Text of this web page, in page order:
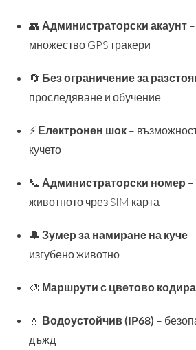
👥 Администраторски акаунт
множество GPS тракери
🔄 Без ограничение за
проследяване и обучение
⚡ Електронен шок –
кучето
📞 Администраторски номер
животното чрез SIM карта
🔔Зумер за намиране на куче
изгубено животно
🎨 Маршрути с цветово
💧 Водоустойчив (IP68) –
дъжд